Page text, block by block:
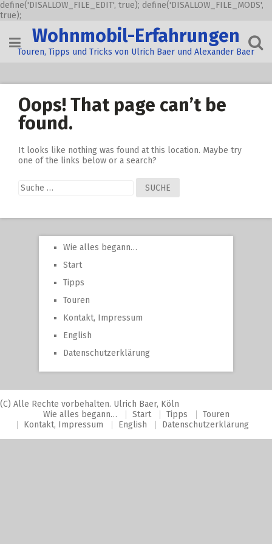
define('DISALLOW_FILE_EDIT', true); define('DISALLOW_FILE_MODS',
true);
content
Wohnmobil-Erfahrungen
Touren, Tipps und Tricks von Ulrich Baer und Alexander Baer
Oops! That page can’t be
found.
It looks like nothing was found at this location. Maybe try
one of the links below or a search?
Suche
nach:
Wie alles begann…
Start
Tipps
Touren
Kontakt, Impressum
English
Datenschutzerklärung
(C) Alle Rechte vorbehalten. Ulrich Baer, Köln
Wie alles begann…
Start Tipps
Touren
Kontakt, Impressum
English Datenschutzerklärung